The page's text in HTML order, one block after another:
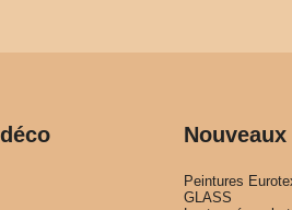
Peintures
GLASS